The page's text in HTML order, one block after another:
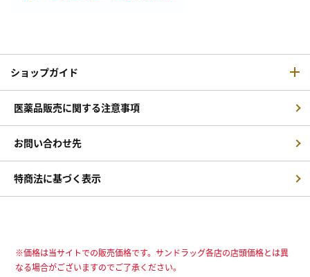
ショップガイド
医薬品販売に関する注意事項
お問い合わせ先
特商法に基づく表示
※価格は当サイトでの販売価格です。サンドラッグ各店の店頭価格とは異
なる場合がございますのでご了承ください。